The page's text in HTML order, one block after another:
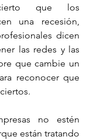
que los
una recesión,
dicen
las redes y las
que cambie un
reconocer que
no estén
están tratando